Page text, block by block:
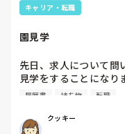
キャリア・転職
園見学
先日、求人について問
見学をすることになり
私としては求人に応
問しましたが、見学な
履歴書 持ち物 転職
クッキー